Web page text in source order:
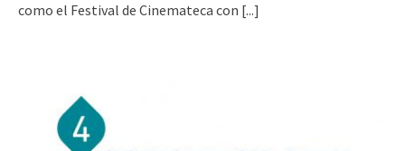
como el Festival de Cinemateca con [...]